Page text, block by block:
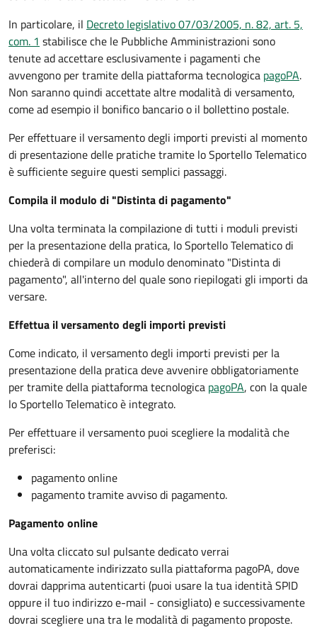
In particolare, il Decreto legislativo 07/03/2005, n. 82, art. 5,
com. 1 stabilisce che le Pubbliche Amministrazioni sono
tenute ad accettare esclusivamente i pagamenti che
avvengono per tramite della piattaforma tecnologica pagoPA.
Non saranno quindi accettate altre modalità di versamento,
come ad esempio il bonifico bancario o il bollettino postale.
Per effettuare il versamento degli importi previsti al momento
di presentazione delle pratiche tramite lo Sportello Telematico
è sufficiente seguire questi semplici passaggi.
Compila il modulo di "Distinta di pagamento"
Una volta terminata la compilazione di tutti i moduli previsti
per la presentazione della pratica, lo Sportello Telematico di
chiederà di compilare un modulo denominato "Distinta di
pagamento", all'interno del quale sono riepilogati gli importi da
versare.
Effettua il versamento degli importi previsti
Come indicato, il versamento degli importi previsti per la
presentazione della pratica deve avvenire obbligatoriamente
per tramite della piattaforma tecnologica pagoPA, con la quale
lo Sportello Telematico è integrato.
Per effettuare il versamento puoi scegliere la modalità che
preferisci:
pagamento online
pagamento tramite avviso di pagamento.
Pagamento online
Una volta cliccato sul pulsante dedicato verrai
automaticamente indirizzato sulla piattaforma pagoPA, dove
dovrai dapprima autenticarti (puoi usare la tua identità SPID
oppure il tuo indirizzo e-mail - consigliato) e successivamente
dovrai scegliere una tra le modalità di pagamento proposte.